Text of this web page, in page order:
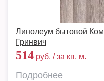
Линолеум бытовой
Гринвич
514 руб. / за кв. м.
Подробнее